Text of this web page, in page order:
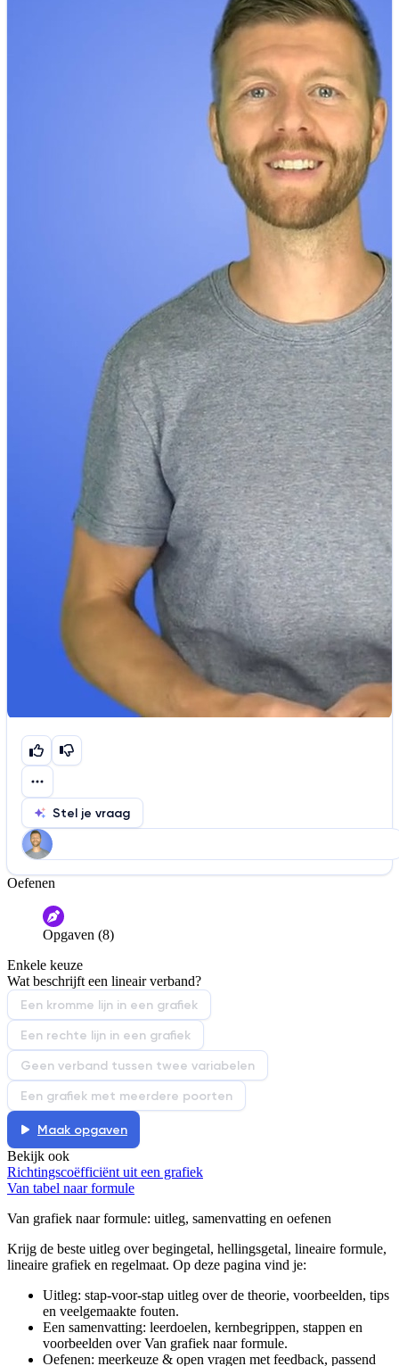
Stel je vraag
Help ons de video te verbeteren
De audio is slecht
Informatie is onjuist
De docent is te langdradig
De uitleg gaat te langzaam
Afspelen werkte niet
Iets anders
Oefenen
Opgaven (8)
Enkele keuze
Wat beschrijft een lineair verband?
Een kromme lijn in een grafiek
Een rechte lijn in een grafiek
Geen verband tussen twee variabelen
Een grafiek met meerdere poorten
Maak opgaven
Bekijk ook
Richtingscoëfficiënt uit een grafiek
Van tabel naar formule
Van grafiek naar formule: uitleg, samenvatting en oefenen
Krijg de beste uitleg over begingetal, hellingsgetal, lineaire formule,
lineaire grafiek en regelmaat. Op deze pagina vind je:
Uitleg: stap-voor-stap uitleg over de theorie, voorbeelden, tips
en veelgemaakte fouten.
Een samenvatting: leerdoelen, kernbegrippen, stappen en
voorbeelden overVan grafiek naar formule.
Oefenen: meerkeuze & open vragen met feedback, passend